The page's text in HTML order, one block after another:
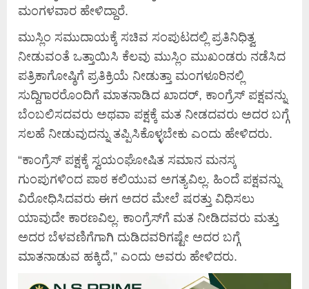
ಮಂಗಳವಾರ ಹೇಳಿದ್ದಾರೆ.
ಮುಸ್ಲಿಂ ಸಮುದಾಯಕ್ಕೆ ಸಚಿವ ಸಂಪುಟದಲ್ಲಿ ಪ್ರತಿನಿಧಿತ್ವ
ನೀಡುವಂತೆ ಒತ್ತಾಯಿಸಿ ಕೆಲವು ಮುಸ್ಲಿಂ ಮುಖಂಡರು ನಡೆಸಿದ
ಪತ್ರಿಕಾಗೋಷ್ಠಿಗೆ ಪ್ರತಿಕ್ರಿಯೆ ನೀಡುತ್ತಾ ಮಂಗಳೂರಿನಲ್ಲಿ
ಸುದ್ದಿಗಾರರೊಂದಿಗೆ ಮಾತನಾಡಿದ ಖಾದರ್, ಕಾಂಗ್ರೆಸ್ ಪಕ್ಷವನ್ನು
ಬೆಂಬಲಿಸದವರು ಅಥವಾ ಪಕ್ಷಕ್ಕೆ ಮತ ನೀಡದವರು ಅದರ ಬಗ್ಗೆ
ಸಲಹೆ ನೀಡುವುದನ್ನು ತಪ್ಪಿಸಿಕೊಳ್ಳಬೇಕು ಎಂದು ಹೇಳಿದರು.
“ಕಾಂಗ್ರೆಸ್ ಪಕ್ಷಕ್ಕೆ ಸ್ವಯಂಘೋಷಿತ ಸಮಾನ ಮನಸ್ಕ
ಗುಂಪುಗಳಿಂದ ಪಾಠ ಕಲಿಯುವ ಅಗತ್ಯವಿಲ್ಲ. ಹಿಂದೆ ಪಕ್ಷವನ್ನು
ವಿರೋಧಿಸಿದವರು ಈಗ ಅದರ ಮೇಲೆ ಷರತ್ತು ವಿಧಿಸಲು
ಯಾವುದೇ ಕಾರಣವಿಲ್ಲ. ಕಾಂಗ್ರೆಸ್‌ಗೆ ಮತ ನೀಡಿದವರು ಮತ್ತು
ಅದರ ಬೆಳವಣಿಗೆಗಾಗಿ ದುಡಿದವರಿಗಷ್ಟೇ ಅದರ ಬಗ್ಗೆ
ಮಾತನಾಡುವ ಹಕ್ಕಿದೆ,” ಎಂದು ಅವರು ಹೇಳಿದರು.